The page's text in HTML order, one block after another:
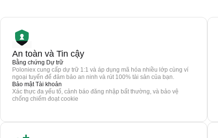
An toàn và Tin cậy
Bằng chứng Dự trữ
Poloniex cung cấp dự trữ 1:1 và áp dụng mã hóa nhiều lớp cùng ví
ngoại tuyến để đảm bảo an ninh và rút 100% tài sản của bạn.
Bảo mật Tài khoản
Xác thực đa yếu tố, cảnh báo đăng nhập bất thường, và bảo vệ
chống chiếm đoạt cookie